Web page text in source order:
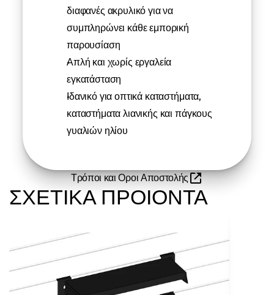
διαφανές ακρυλικό για να
συμπληρώνει κάθε εμπορική
παρουσίαση
Απλή και χωρίς εργαλεία
εγκατάσταση
Ιδανικό για οπτικά καταστήματα,
καταστήματα λιανικής και πάγκους
γυαλιών ηλίου
Τρόποι και Οροι Αποστολής
ΣΧΕΤΙΚΑ ΠΡΟΙΟΝΤΑ